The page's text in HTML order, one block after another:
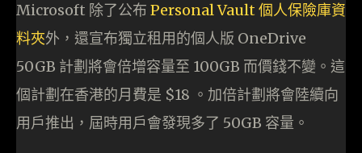
Microsoft 除了公布 Personal Vault 個人保險庫資
料夾外，還宣布獨立租用的個人版 OneDrive
50GB 計劃將會倍增容量至 100GB 而價錢不變。這
個計劃在香港的月費是 $18 。加倍計劃將會陸續向
用戶推出，屆時用戶會發現多了 50GB 容量。